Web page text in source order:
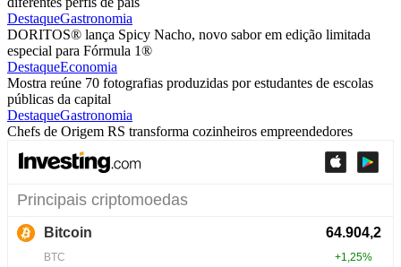
DestaqueGastronomia
DORITOS® lança Spicy Nacho, novo sabor em edição limitada
especial para Fórmula 1®
DestaqueEconomia
Mostra reúne 70 fotografias produzidas por estudantes de escolas
públicas da capital
DestaqueGastronomia
Chefs de Origem RS transforma cozinheiros empreendedores